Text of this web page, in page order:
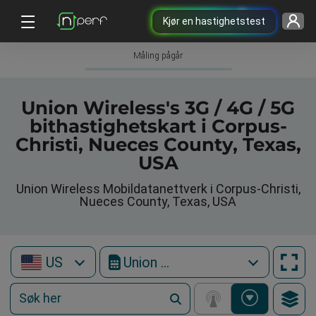
Kjør en hastighetstest
Måling pågår
Union Wireless's 3G / 4G / 5G
bithastighetskart i Corpus-
Christi, Nueces County, Texas,
USA
Union Wireless Mobildatanettverk i Corpus-Christi,
Nueces County, Texas, USA
US Union Wireless